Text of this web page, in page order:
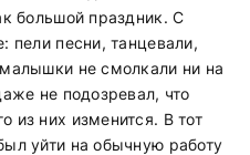
большой праздник. С
пели песни, танцевали,
не смолкали ни на
не подозревал, что
из них изменится. В тот
уйти на обычную работу